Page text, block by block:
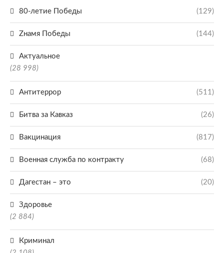
80-летие Победы (129)
Zнамя Победы (144)
Актуальное
(28 998)
Антитеррор (511)
Битва за Кавказ (26)
Вакцинация (817)
Военная служба по контракту (68)
Дагестан – это (20)
Здоровье
(2 884)
Криминал